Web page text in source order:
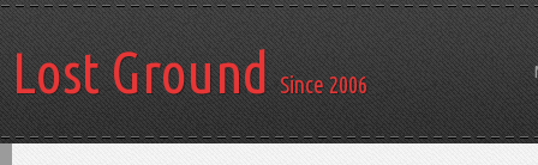
Lost GroundSince 2006